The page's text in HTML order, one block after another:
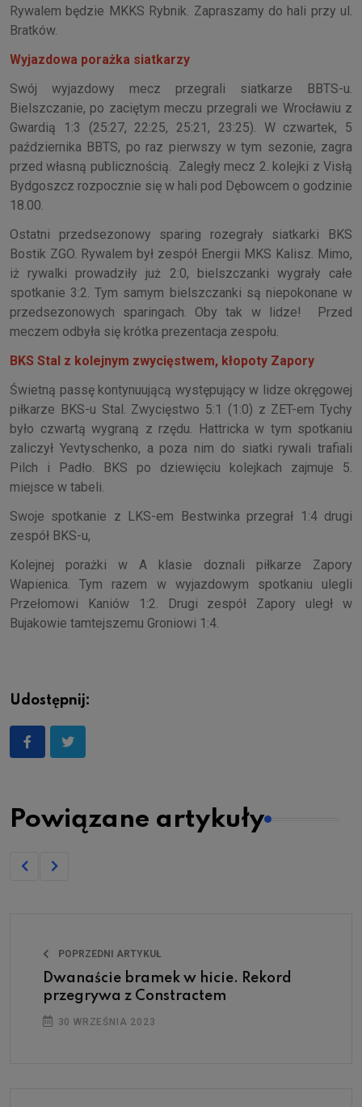
Rywalem będzie MKKS Rybnik. Zapraszamy do hali przy ul.
Bratków.
Wyjazdowa porażka siatkarzy
Swój wyjazdowy mecz przegrali siatkarze BBTS-u.
Bielszczanie, po zaciętym meczu przegrali we Wrocławiu z
Gwardią 1:3 (25:27, 22:25, 25:21, 23:25). W czwartek, 5
października BBTS, po raz pierwszy w tym sezonie, zagra
przed własną publicznością. Zaległy mecz 2. kolejki z Visłą
Bydgoszcz rozpocznie się w hali pod Dębowcem o godzinie
18.00.
Ostatni przedsezonowy sparing rozegrały siatkarki BKS
Bostik ZGO. Rywalem był zespół Energii MKS Kalisz. Mimo,
iż rywalki prowadziły już 2:0, bielszczanki wygrały całe
spotkanie 3:2. Tym samym bielszczanki są niepokonane w
przedsezonowych sparingach. Oby tak w lidze! Przed
meczem odbyła się krótka prezentacja zespołu.
BKS Stal z kolejnym zwycięstwem, kłopoty Zapory
Świetną passę kontynuującą występujący w lidze okręgowej
piłkarze BKS-u Stal. Zwycięstwo 5:1 (1:0) z ZET-em Tychy
było czwartą wygraną z rzędu. Hattricka w tym spotkaniu
zaliczył Yevtyschenko, a poza nim do siatki rywali trafiali
Pilch i Padło. BKS po dziewięciu kolejkach zajmuje 5.
miejsce w tabeli.
Swoje spotkanie z LKS-em Bestwinka przegrał 1:4 drugi
zespół BKS-u,
Kolejnej porażki w A klasie doznali piłkarze Zapory
Wapienica. Tym razem w wyjazdowym spotkaniu ulegli
Przełomowi Kaniów 1:2. Drugi zespół Zapory uległ w
Bujakowie tamtejszemu Groniowi 1:4.
Udostępnij:
Powiązane artykuły
POPRZEDNI ARTYKUŁ
Dwanaście bramek w hicie. Rekord
przegrywa z Constractem
30 WRZEŚNIA 2023